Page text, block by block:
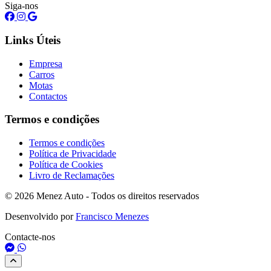
Siga-nos
Links Úteis
Empresa
Carros
Motas
Contactos
Termos e condições
Termos e condições
Política de Privacidade
Política de Cookies
Livro de Reclamações
© 2026 Menez Auto - Todos os direitos reservados
Desenvolvido porFrancisco Menezes
Contacte-nos